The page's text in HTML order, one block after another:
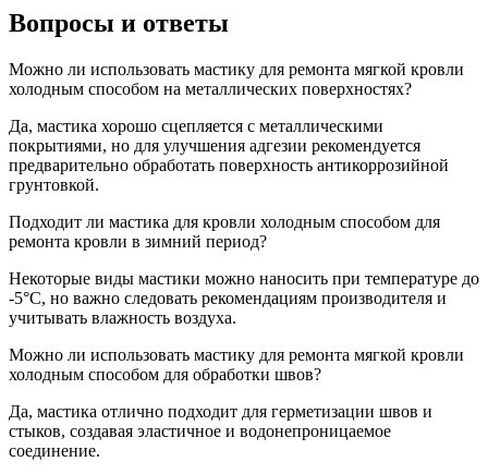
Вопросы и ответы
Можно ли использовать мастику для ремонта мягкой кровли
холодным способом на металлических поверхностях?
Да, мастика хорошо сцепляется с металлическими
покрытиями, но для улучшения адгезии рекомендуется
предварительно обработать поверхность антикоррозийной
грунтовкой.
Подходит ли мастика для кровли холодным способом для
ремонта кровли в зимний период?
Некоторые виды мастики можно наносить при температуре до
-5°C, но важно следовать рекомендациям производителя и
учитывать влажность воздуха.
Можно ли использовать мастику для ремонта мягкой кровли
холодным способом для обработки швов?
Да, мастика отлично подходит для герметизации швов и
стыков, создавая эластичное и водонепроницаемое
соединение.